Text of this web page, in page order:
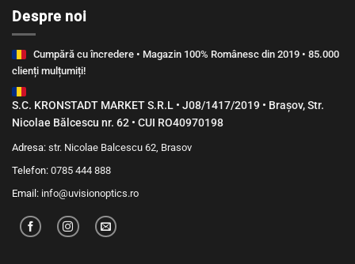
Despre noi
Cumpără cu încredere • Magazin 100% Românesc din 2019 • 85.000
clienți mulțumiți!
S.C. KRONSTADT MARKET S.R.L • J08/1417/2019 • Brașov, Str.
Nicolae Bălcescu nr. 62 • CUI RO40970198
Adresa: str. Nicolae Balcescu 62, Brasov
Telefon: 0785 444 888
Email: info@uvisionoptics.ro